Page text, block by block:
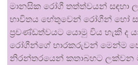
මානසික රෝගී තත්ත්වයන් සඳහා
භාවිතය හේතුවෙන් රෝගීන් හෝ
ප්‍රචණ්ඩත්වයට යොමු විය හැකි ද
රෝගීන්ගේ භාරකරුවන් මෙන්ම
නිරන්තරයෙන් කතාබහට ලක්වන